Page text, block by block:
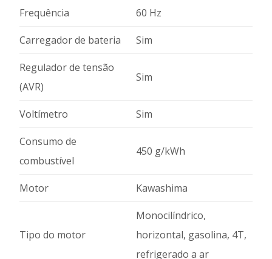
Frequência 60 Hz
Carregador de bateria Sim
Regulador de tensão
(AVR)
Sim
Voltímetro Sim
Consumo de
combustível
450 g/kWh
Motor Kawashima
Tipo do motor
Monocilíndrico,
horizontal, gasolina, 4T,
refrigerado a ar